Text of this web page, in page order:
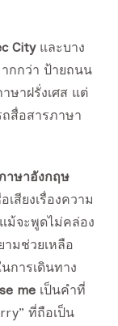
Cityและบาง
กกว่า ป้ายถนน
ษาฝรั่งเศส แต่
สื่อสารภาษา
าษาอังกฤษ
สียงเรื่องความ
ม้จะพูดไม่คล่อง
มช่วยเหลือ
การเดินทาง
me เป็นคำที่
ที่ถือเป็น